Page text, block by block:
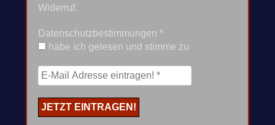
Widerruf.
Datenschutzbestimmungen *
habe ich gelesen und stimme zu